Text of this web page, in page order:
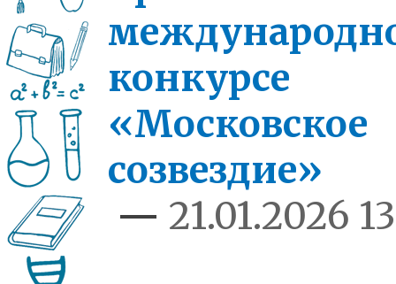
конкурсе
«Московское
созвездие»
— 21.01.2026